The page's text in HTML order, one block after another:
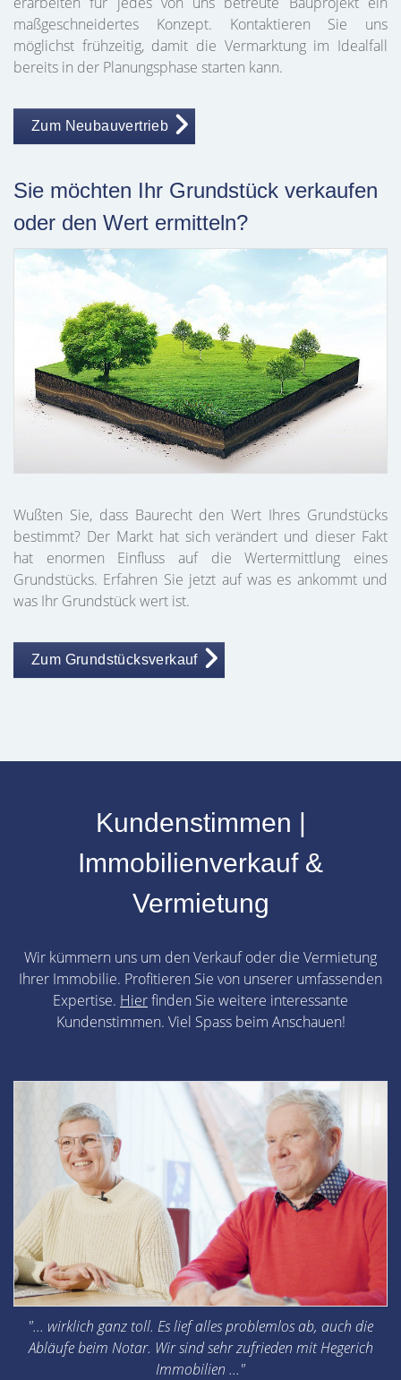
maßgeschneidertes Konzept. Kontaktieren Sie uns
möglichst frühzeitig, damit die Vermarktung im Idealfall
bereits in der Planungsphase starten kann.
Zum Neubauvertrieb
Sie möchten Ihr Grundstück verkaufen
oder den Wert ermitteln?
Wußten Sie, dass Baurecht den Wert Ihres Grundstücks
bestimmt? Der Markt hat sich verändert und dieser Fakt
hat enormen Einfluss auf die Wertermittlung eines
Grundstücks. Erfahren Sie jetzt auf was es ankommt und
was Ihr Grundstück wert ist.
Zum Grundstücksverkauf
Kundenstimmen |
Immobilienverkauf &
Vermietung
Wir kümmern uns um den Verkauf oder die Vermietung
Ihrer Immobilie. Profitieren Sie von unserer umfassenden
Expertise. Hierfinden Sie weitere interessante
Kundenstimmen. Viel Spass beim Anschauen!
"... wirklich ganz toll. Es lief alles problemlos ab, auch die
Abläufe beim Notar. Wir sind sehr zufrieden mit Hegerich
Immobilien ..."